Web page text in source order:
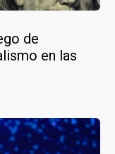
de
en las